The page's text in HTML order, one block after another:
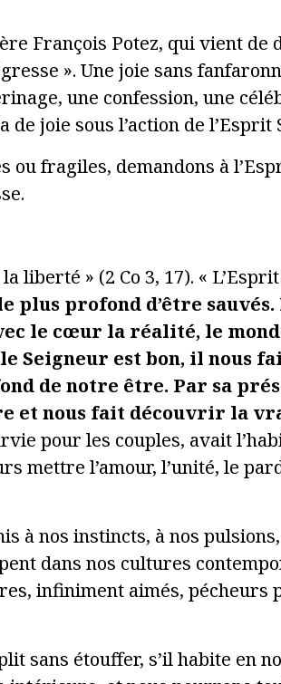
François Potez, qui vient de
». Une joie sans
une confession, une
joie sous l’action de l’Esprit
ou fragiles, demandons à
liberté » (2 Co 3, 17). « L’Esprit
plus profond d’être
le cœur la réalité, le
Seigneur est bon, il nous
de notre être. Par sa
et nous fait découvrir la
pour les couples, avait
mettre l’amour, l’unité, le
à nos instincts, à nos
dans nos cultures
infiniment aimés, pécheurs
sans étouffer, s’il habite en